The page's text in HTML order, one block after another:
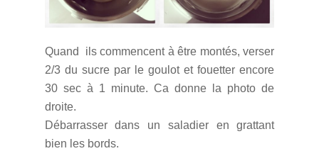
Quand ils commencent à être montés, verser
2/3 du sucre par le goulot et fouetter encore
30 sec à 1 minute. Ca donne la photo de
droite.
Débarrasser dans un saladier en grattant
bien les bords.